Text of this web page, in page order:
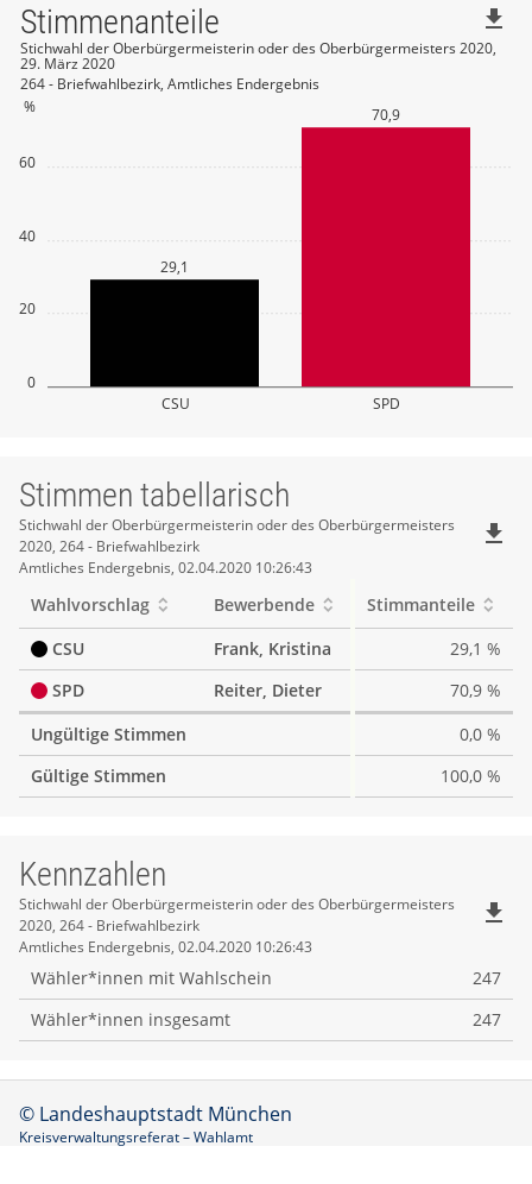
0
20
40
60
%
CSU SPD
29,1
70,9
Stimmenanteile
Stichwahl der Oberbürgermeisterin oder des Oberbürgermeisters 2020,
29. März 2020
264 - Briefwahlbezirk, Amtliches Endergebnis
file_download
Stimmen tabellarisch
Stimmen
tabellarisch
Stichwahl der Oberbürgermeisterin oder des Oberbürgermeisters
2020, 264 - Briefwahlbezirk
Amtliches Endergebnis, 02.04.2020 10:26:43
file_download
Wahlvorschlag Bewerbende
Stimmanteile
CSU
Frank, Kristina
29,1 %
SPD
Reiter, Dieter
70,9 %
Ungültige Stimmen
0,0 %
Gültige Stimmen
100,0 %
Kennzahlen
Kennzahlen
Stichwahl der Oberbürgermeisterin oder des Oberbürgermeisters
2020, 264 - Briefwahlbezirk
Amtliches Endergebnis, 02.04.2020 10:26:43
file_download
Wähler*innen mit Wahlschein
247
Wähler*innen insgesamt
247
© Landeshauptstadt München
Kreisverwaltungsreferat – Wahlamt